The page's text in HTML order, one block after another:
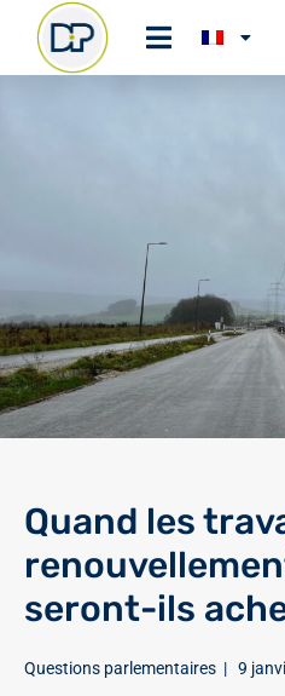
Quand les
seront-ils
Questions parlementaires | 9